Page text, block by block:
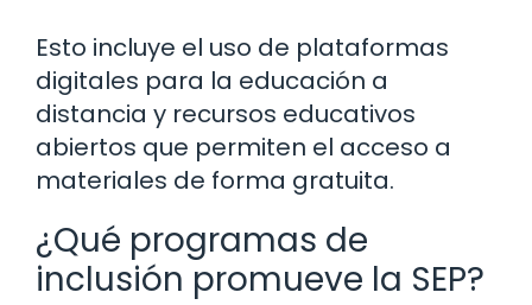
Esto incluye el uso de plataformas
digitales para la educación a
distancia y recursos educativos
abiertos que permiten el acceso a
materiales de forma gratuita.
¿Qué programas de
inclusión promueve la SEP?